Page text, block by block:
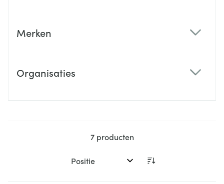
Merken
Organisaties
7producten
Sorteer op: